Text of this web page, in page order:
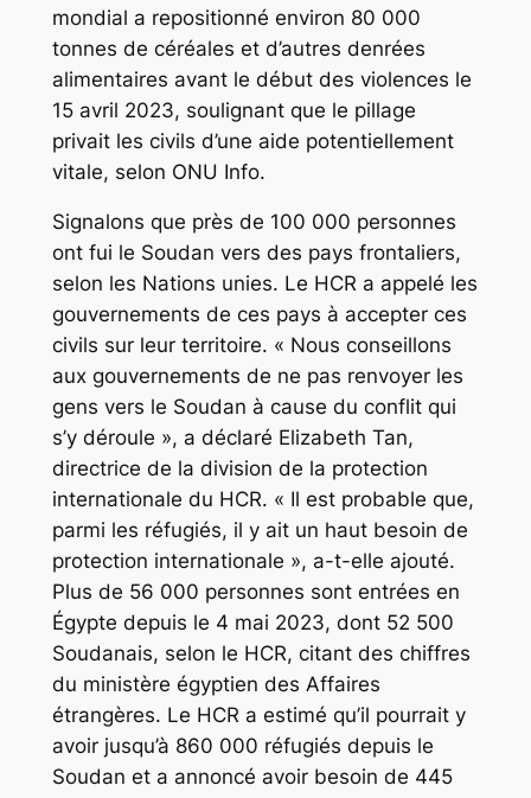
mondial a repositionné environ 80 000
tonnes de céréales et d’autres denrées
alimentaires avant le début des violences le
15 avril 2023, soulignant que le pillage
privait les civils d’une aide potentiellement
vitale, selon ONU Info.
Signalons que près de 100 000 personnes
ont fui le Soudan vers des pays frontaliers,
selon les Nations unies. Le HCR a appelé les
gouvernements de ces pays à accepter ces
civils sur leur territoire. « Nous conseillons
aux gouvernements de ne pas renvoyer les
gens vers le Soudan à cause du conflit qui
s’y déroule », a déclaré Elizabeth Tan,
directrice de la division de la protection
internationale du HCR. « Il est probable que,
parmi les réfugiés, il y ait un haut besoin de
protection internationale », a-t-elle ajouté.
Plus de 56 000 personnes sont entrées en
Égypte depuis le 4 mai 2023, dont 52 500
Soudanais, selon le HCR, citant des chiffres
du ministère égyptien des Affaires
étrangères. Le HCR a estimé qu’il pourrait y
avoir jusqu’à 860 000 réfugiés depuis le
Soudan et a annoncé avoir besoin de 445